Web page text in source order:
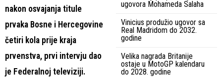
nakon osvajanja titule
prvaka Bosne i Hercegovine
četiri kola prije kraja
prvenstva, prvi intervju dao
je Federalnoj televiziji.
ugovora Mohameda Salaha
Vinicius produžio ugovor sa
Real Madridom do 2032.
godine
Velika nagrada Britanije
ostaje u MotoGP kalendaru
do 2028. godine